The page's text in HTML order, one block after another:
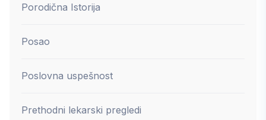
Porodična Istorija
Posao
Poslovna uspešnost
Prethodni lekarski pregledi